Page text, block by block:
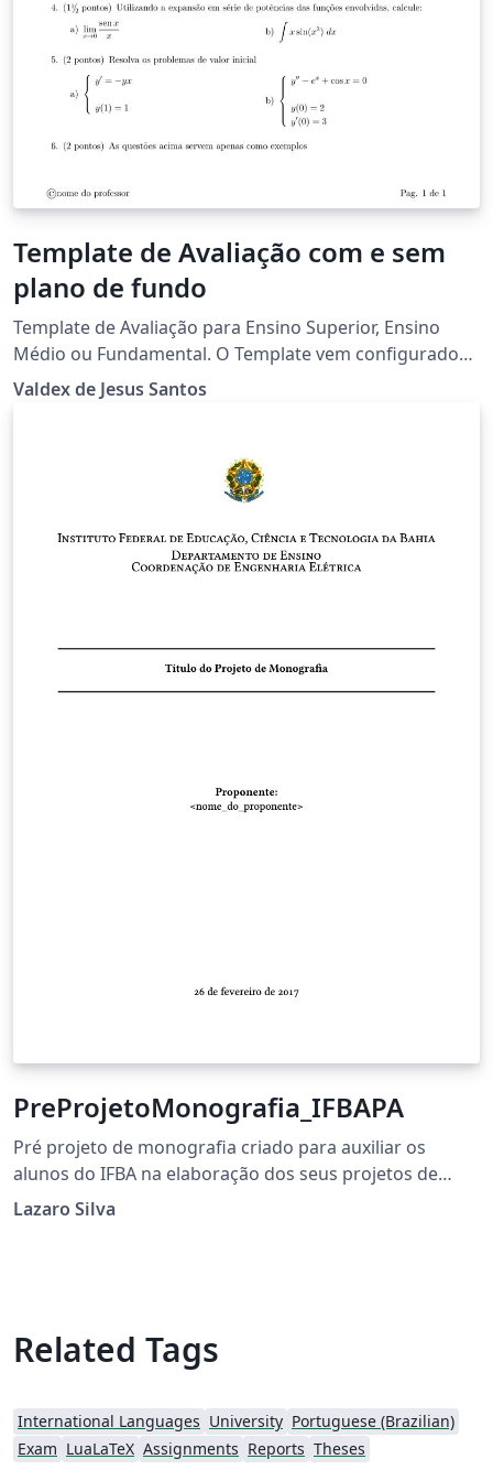
Template de Avaliação com e sem
plano de fundo
Template de Avaliação para Ensino Superior, Ensino
Médio ou Fundamental. O Template vem configurado
para Ensino Superior, mas caso se trate de Ensino
Fundamental ou médio, basta comentar a linha
"InfGerais") e automaticamente o template se adapta,
alterando as informações de cabeçalho. A logo da
arquivo "InfGerais". São disponibilizados dois modelos
de avaliação: o primeiro sem plano de fundo e o
Valdex de Jesus Santos
PreProjetoMonografia_IFBAPA
Pré projeto de monografia criado para auxiliar os
alunos do IFBA na elaboração dos seus projetos de
monografia.
Lazaro Silva
Related Tags
International Languages University Portuguese (Brazilian)
Exam LuaLaTeX Assignments Reports Theses